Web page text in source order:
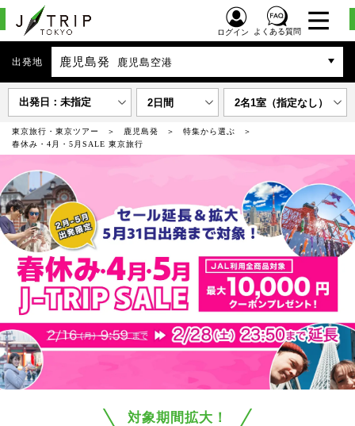
ログイン よくある質問
出発地 鹿児島発 鹿児島空港
出発日：未指定 2日間 2名1室（指定なし）
東京旅行・東京ツアー 鹿児島発
特集から選ぶ
春休み・4月・5月SALE 東京旅行
対象期間拡大！